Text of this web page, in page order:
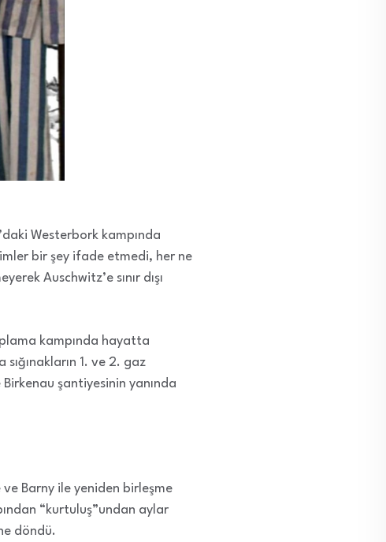
Westerbork kampında
bir şey ifade etmedi, her ne
Auschwitz’e sınır dışı
kampında hayatta
1. ve 2. gaz
şantiyesinin yanında
Barny ile yeniden birleşme
“kurtuluş”undan aylar
döndü.